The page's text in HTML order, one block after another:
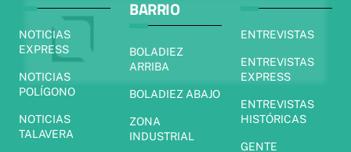
NOTICIAS
EXPRESS
NOTICIAS
POLÍGONO
NOTICIAS
TALAVERA
BARRIO
BOLADIEZ
ARRIBA
BOLADIEZ ABAJO
ZONA
INDUSTRIAL
ENTREVISTAS
ENTREVISTAS
EXPRESS
ENTREVISTAS
HISTÓRICAS
GENTE